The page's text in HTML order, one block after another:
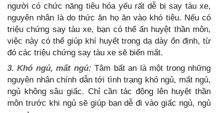
người có chức năng tiêu hóa yếu rất dễ bị say tàu xe,
nguyên nhân là do thức ăn họ ăn vào khó tiêu. Nếu có
triệu chứng say tàu xe, bạn có thể ấn huyệt thần môn,
việc này có thể giúp khí huyết trong dạ dày ổn định, từ
đó các triệu chứng say tàu xe sẽ biến mất.
3. Khó ngủ, mất ngủ: Tâm bất an là một trong những
nguyên nhân chính dẫn tới tình trạng khó ngủ, mất ngủ,
ngủ không sâu giấc. Chỉ cần tác động lên huyệt thần
môn trước khi ngủ sẽ giúp bạn dễ đi vào giấc ngủ, ngủ